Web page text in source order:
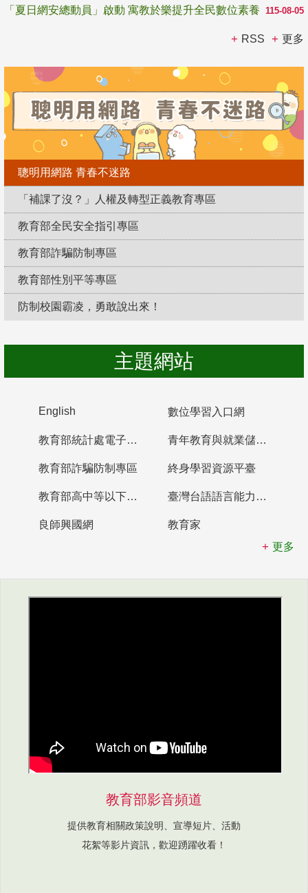
115-08-05
「夏日網安總動員」啟動 寓教於樂提升全民數位素養
RSS 更多
聰明用網路 青春不迷路
「補課了沒？」人權及轉型正義教育專區
教育部全民安全指引專區
教育部詐騙防制專區
教育部性別平等專區
防制校園霸凌，勇敢說出來！
主題網站
English 數位學習入口網
教育部統計處電子書櫃 青年教育與就業儲蓄帳戶
教育部詐騙防制專區 終身學習資源平臺
教育部高中等以下學校及幼兒園教師資格檢定考試 臺灣台語語言能力認證網站
良師興國網
教育家
更多
教育部影音頻道
提供教育相關政策說明、宣導短片、活動
花絮等影片資訊，歡迎踴躍收看！